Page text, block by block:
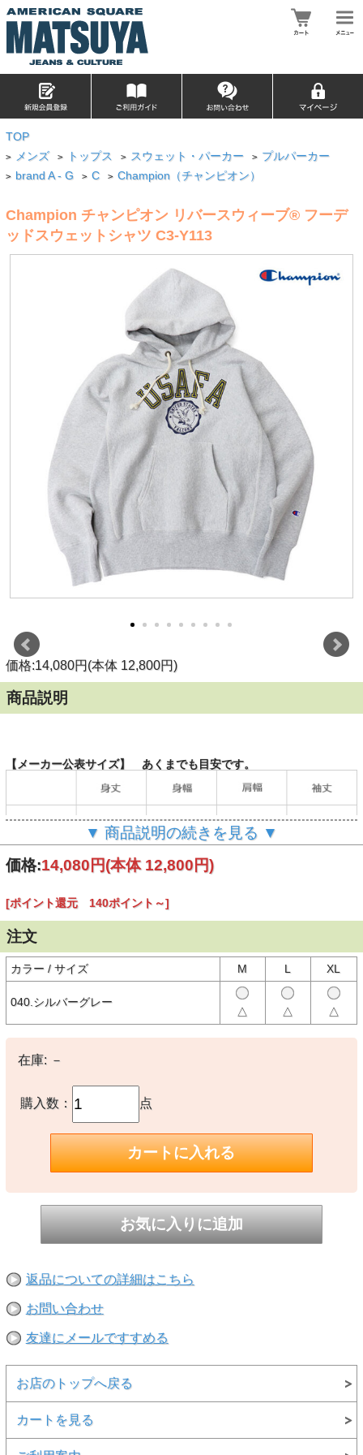
TOP
> メンズ > トップス > スウェット・パーカー > プルパーカー
> brand A - G > C > Champion（チャンピオン）
Champion チャンピオン リバースウィーブ® フーデ
ッドスウェットシャツ C3-Y113
価格:14,080円(本体 12,800円)
商品説明
【メーカー公表サイズ】 あくまでも目安です。
（単位：cm）
【商品説明】
Champion（チャンピオン）のスウェットシャツは、「ザ キング オ
ブ スウェットシャツ」と評されるほど、世界中の多くのファンに愛
されてきました。チャンピオンを代表する製法の「REVERSE
WEAVE® （リバースウィーブ®）」。洗うほどにタフになり、着こ
むほどに独特の風合いや味が出る裏起毛素材を使用した「REVERSE
WEAVE® 11.5oz. Terry Fleece（リバースウィーブ® 11.5オンス テリ
ーフリース）」シリーズのフーデッドスウェットシャツです。コット
トンUSA」を100%使用。本来は縦方向に使われる生地を横方向に使
用する「REVERSE WEAVE®」製法によって縦の生地の縮みを防ぐ
と同時に、両脇に「EXPANSION GUSSET（エクスパンションガゼッ
（United States Air Force Academy）をモチーフにしたもので、アー
チ型にレイアウトした「USAFA」の文字の下に校章をイメージした
デザインで、シルバーグレーのボディには染み込みプリントを使用し
ています。アメリカの空軍士官学校は、4年間の教育プログラムで士
Science）の学位を取得し、空軍少尉もしくは宇宙軍少尉に任官しま
す。ネームタグには1970年代モデルの「青単タグ」（青単色タグ）
○本体：コットン90% ポリエステル10% ※Reverse Weave® 11.5oz
Terry Fleece
○リブ部分: コットン100%
【生産国】
○カンボジア製
【備考】
弊社では±2cmまでを許容範囲としております。
洗濯により若干の縮みがございます。
▼ 商品説明の続きを見る ▼
価格:14,080円(本体 12,800円)
[ポイント還元 140ポイント～]
注文
カラー / サイズ M L XL
040.シルバーグレー
△
△ △
在庫: －
購入数： 点
返品についての詳細はこちら
お問い合わせ
友達にメールですすめる
お店のトップへ戻る
カートを見る